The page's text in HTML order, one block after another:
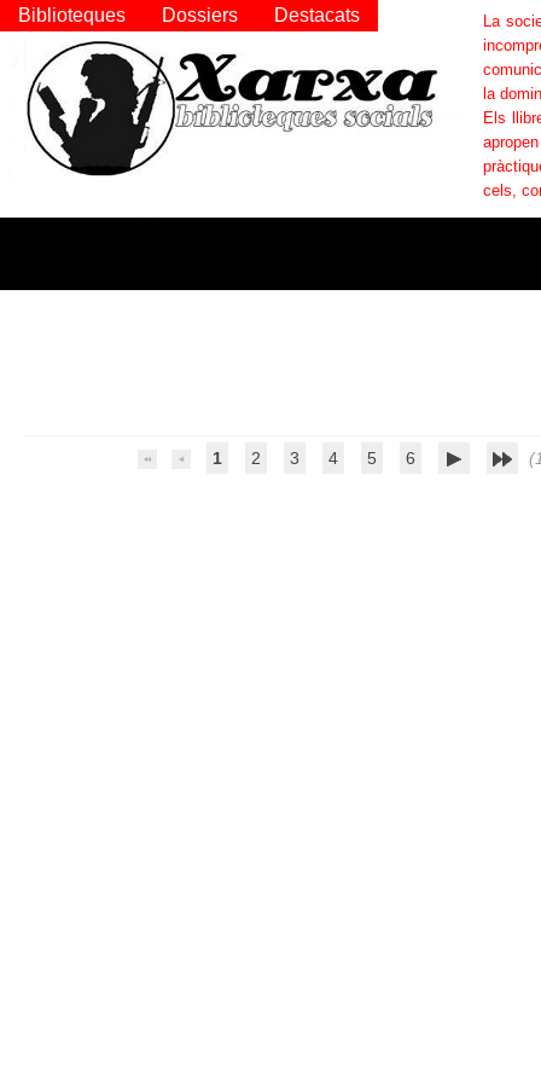
1 2 3 4 5 6
La
la
Els
cels,
Biblioteques Dossiers Destacats